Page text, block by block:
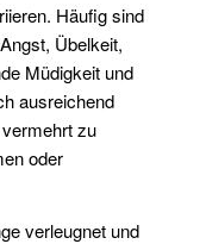
Häufig sind
Übelkeit,
Müdigkeit und
ausreichend
zu
oder
verleugnet und